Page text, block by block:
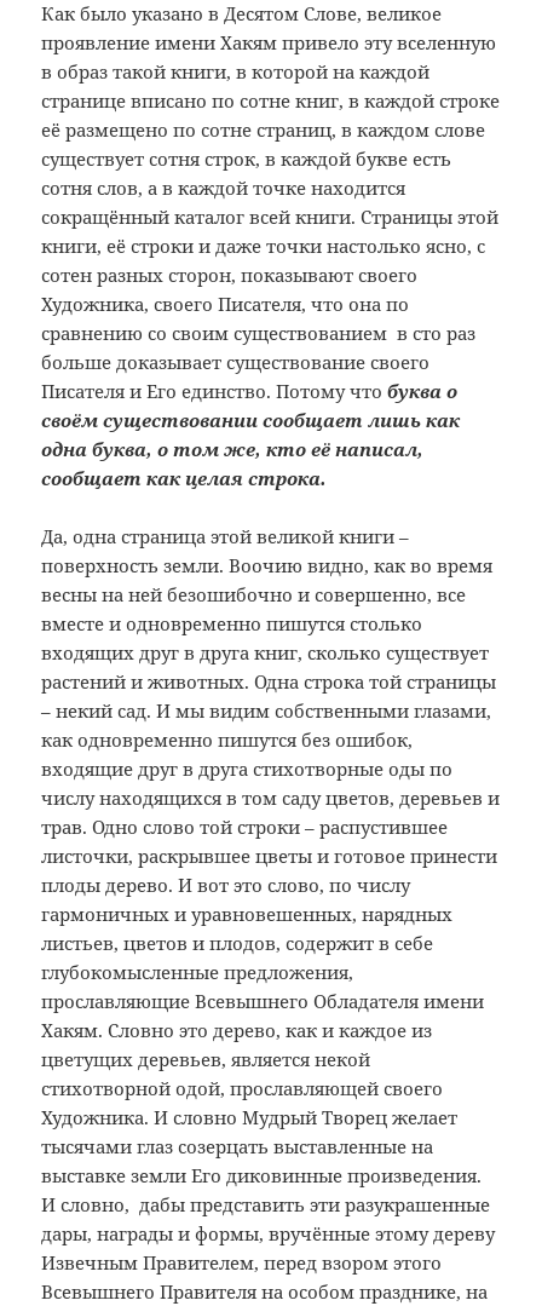
Как было указано в Десятом Слове, великое
проявление имени Хакям привело эту вселенную
в образ такой книги, в которой на каждой
странице вписано по сотне книг, в каждой строке
её размещено по сотне страниц, в каждом слове
существует сотня строк, в каждой букве есть
сотня слов, а в каждой точке находится
сокращённый каталог всей книги. Страницы этой
книги, её строки и даже точки настолько ясно, с
сотен разных сторон, показывают своего
Художника, своего Писателя, что она по
сравнению со своим существованием в сто раз
больше доказывает существование своего
Писателя и Его единство. Потому что буква о
своём существовании сообщает лишь как
одна буква, о том же, кто её написал,
сообщает как целая строка.
Да, одна страница этой великой книги –
поверхность земли. Воочию видно, как во время
весны на ней безошибочно и совершенно, все
вместе и одновременно пишутся столько
входящих друг в друга книг, сколько существует
растений и животных. Одна строка той страницы
– некий сад. И мы видим собственными глазами,
как одновременно пишутся без ошибок,
входящие друг в друга стихотворные оды по
числу находящихся в том саду цветов, деревьев и
трав. Одно слово той строки – распустившее
листочки, раскрывшее цветы и готовое принести
плоды дерево. И вот это слово, по числу
гармоничных и уравновешенных, нарядных
листьев, цветов и плодов, содержит в себе
глубокомысленные предложения,
прославляющие Всевышнего Обладателя имени
Хакям. Словно это дерево, как и каждое из
цветущих деревьев, является некой
стихотворной одой, прославляющей своего
Художника. И словно Мудрый Творец желает
тысячами глаз созерцать выставленные на
выставке земли Его диковинные произведения.
И словно, дабы представить эти разукрашенные
дары, награды и формы, вручённые этому дереву
Извечным Правителем, перед взором этого
Всевышнего Правителя на особом празднике, на